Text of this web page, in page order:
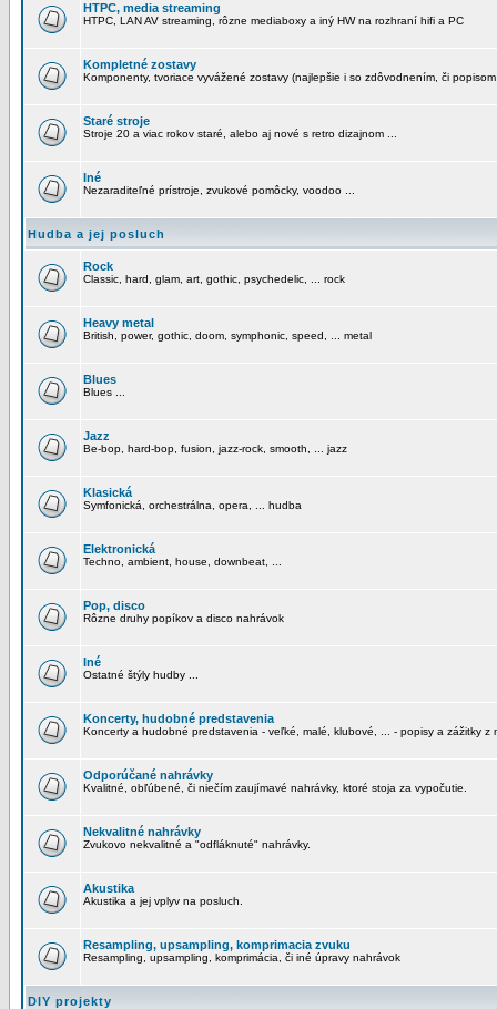
HTPC, media streaming
HTPC, LAN AV streaming, rôzne mediaboxy a iný HW na rozhraní hifi a PC
Kompletné zostavy
Komponenty, tvoriace vyvážené zostavy (najlepšie i so zdôvodnením, či
Staré stroje
Stroje 20 a viac rokov staré, alebo aj nové s retro dizajnom ...
Iné
Nezaraditeľné prístroje, zvukové pomôcky, voodoo ...
Hudba a jej posluch
Rock
Classic, hard, glam, art, gothic, psychedelic, ... rock
Heavy metal
British, power, gothic, doom, symphonic, speed, ... metal
Blues
Blues ...
Jazz
Be-bop, hard-bop, fusion, jazz-rock, smooth, ... jazz
Klasická
Symfonická, orchestrálna, opera, ... hudba
Elektronická
Techno, ambient, house, downbeat, ...
Pop, disco
Rôzne druhy popíkov a disco nahrávok
Iné
Ostatné štýly hudby ...
Koncerty, hudobné predstavenia
Koncerty a hudobné predstavenia - veľké, malé, klubové, ... - popisy a zážitky z
Odporúčané nahrávky
Kvalitné, obľúbené, či niečím zaujímavé nahrávky, ktoré stoja za vypočutie.
Nekvalitné nahrávky
Zvukovo nekvalitné a "odfláknuté" nahrávky.
Akustika
Akustika a jej vplyv na posluch.
Resampling, upsampling, komprimacia zvuku
Resampling, upsampling, komprimácia, či iné úpravy nahrávok
DIY projekty